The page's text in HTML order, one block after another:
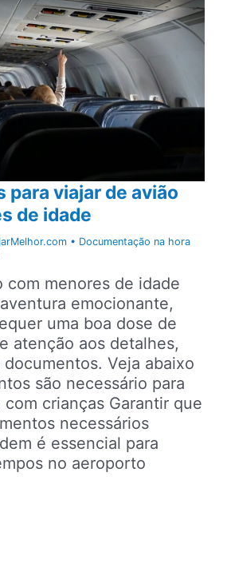
para viajar de avião
de idade
• Documentação na hora
com menores de idade
emocionante,
uma boa dose de
atenção aos detalhes,
Veja abaixo
são necessário para
crianças Garantir que
necessários
é essencial para
no aeroporto